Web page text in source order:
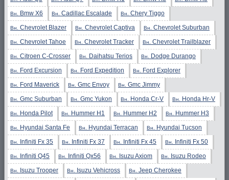
Вн. Bmw X6 Вн. Cadillac Escalade Вн. Chery Tiggo
Вн. Chevrolet Blazer Вн. Chevrolet Captiva Вн. Chevrolet Suburban
Вн. Chevrolet Tahoe Вн. Chevrolet Tracker Вн. Chevrolet Trailblazer
Вн. Citroen C-Crosser Вн. Daihatsu Terios Вн. Dodge Durango
Вн. Ford Excursion Вн. Ford Expedition Вн. Ford Explorer
Вн. Ford Maverick Вн. Gmc Envoy Вн. Gmc Jimmy
Вн. Gmc Suburban Вн. Gmc Yukon Вн. Honda Cr-V Вн. Honda Hr-V
Вн. Honda Pilot Вн. Hummer H1 Вн. Hummer H2 Вн. Hummer H3
Вн. Hyundai Santa Fe Вн. Hyundai Terracan Вн. Hyundai Tucson
Вн. Infiniti Fx 35 Вн. Infiniti Fx 37 Вн. Infiniti Fx 45 Вн. Infiniti Fx 50
Вн. Infiniti Q45 Вн. Infiniti Qx56 Вн. Isuzu Axiom Вн. Isuzu Rodeo
Вн. Isuzu Trooper Вн. Isuzu Vehicross Вн. Jeep Cherokee